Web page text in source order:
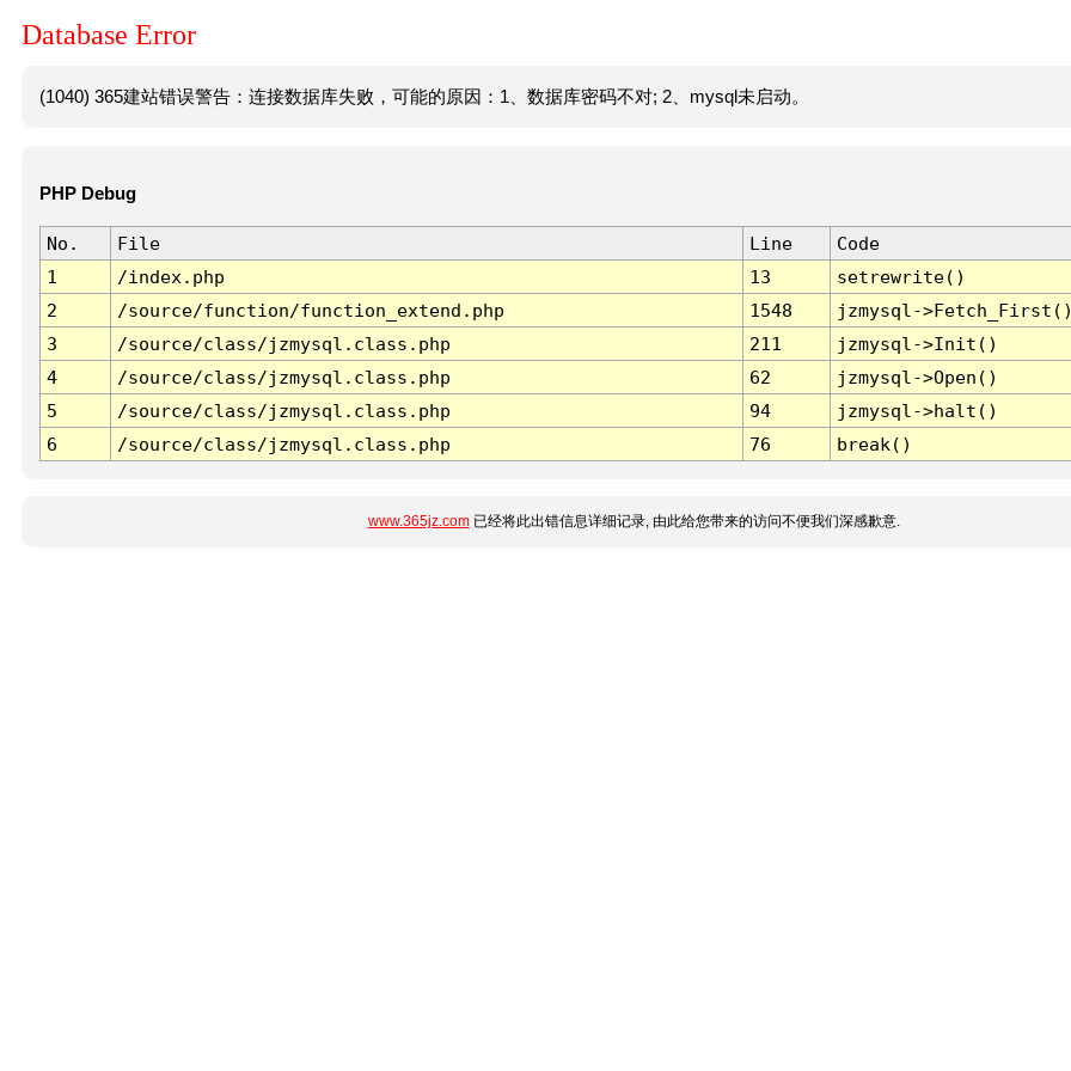
Database Error
(1040) 365建站错误警告：连接数据库失败，可能的原因：1、数据库密码不对; 2、mysql未启动。
PHP Debug
No. File Line
Code
1
/index.php 13
setrewrite()
2
/source/function/function_extend.php 1548
jzmysql-
3
/source/class/jzmysql.class.php 211
jzmysql->Init()
4
/source/class/jzmysql.class.php 62
jzmysql->Open()
5
/source/class/jzmysql.class.php 94
jzmysql->halt()
6
/source/class/jzmysql.class.php 76 break()
www.365jz.com已经将此出错信息详细记录, 由此给您带来的访问不便我们深感歉意.